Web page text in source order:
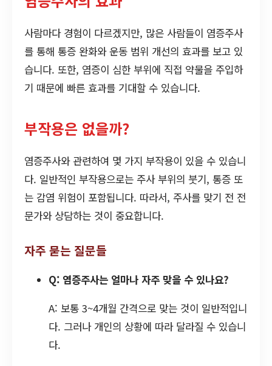
사람마다 경험이 다르겠지만, 많은 사람들이 염증주사
를 통해 통증 완화와 운동 범위 개선의 효과를 보고 있
습니다. 또한, 염증이 심한 부위에 직접 약물을 주입하
기 때문에 빠른 효과를 기대할 수 있습니다.
부작용은 없을까?
염증주사와 관련하여 몇 가지 부작용이 있을 수 있습니
다. 일반적인 부작용으로는 주사 부위의 붓기, 통증 또
는 감염 위험이 포함됩니다. 따라서, 주사를 맞기 전 전
문가와 상담하는 것이 중요합니다.
자주 묻는 질문들
Q: 염증주사는 얼마나 자주 맞을 수 있나요?
A: 보통 3~4개월 간격으로 맞는 것이 일반적입니
다. 그러나 개인의 상황에 따라 달라질 수 있습니
다.